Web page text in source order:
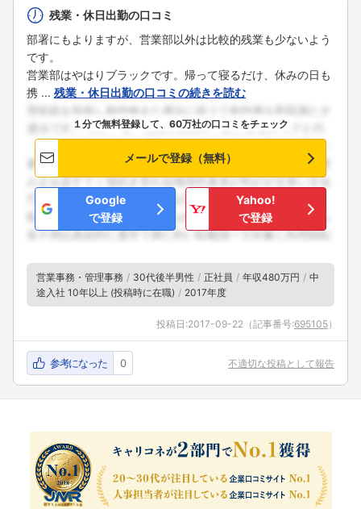
残業・休日出勤の口コミ
部署にもよりますが、営業部以外は比較的残業も少ないよう
です。
営業部はやはりブラックです。帰って寝るだけ、休みの日も
携 ... 残業・休日出勤の口コミの続きを読む
１分で無料登録して、60万社の口コミをチェック
メールで登録（無料）
Google
で登録
Yahoo!
で登録
営業事務・管理事務 30代後半男性 正社員 年収480万円
中
途入社 10年以上 (投稿時に在職)
2017年度
投稿日:2017-09-22 （記事番号:695105）
参考になった 0 不適切な投稿として報告